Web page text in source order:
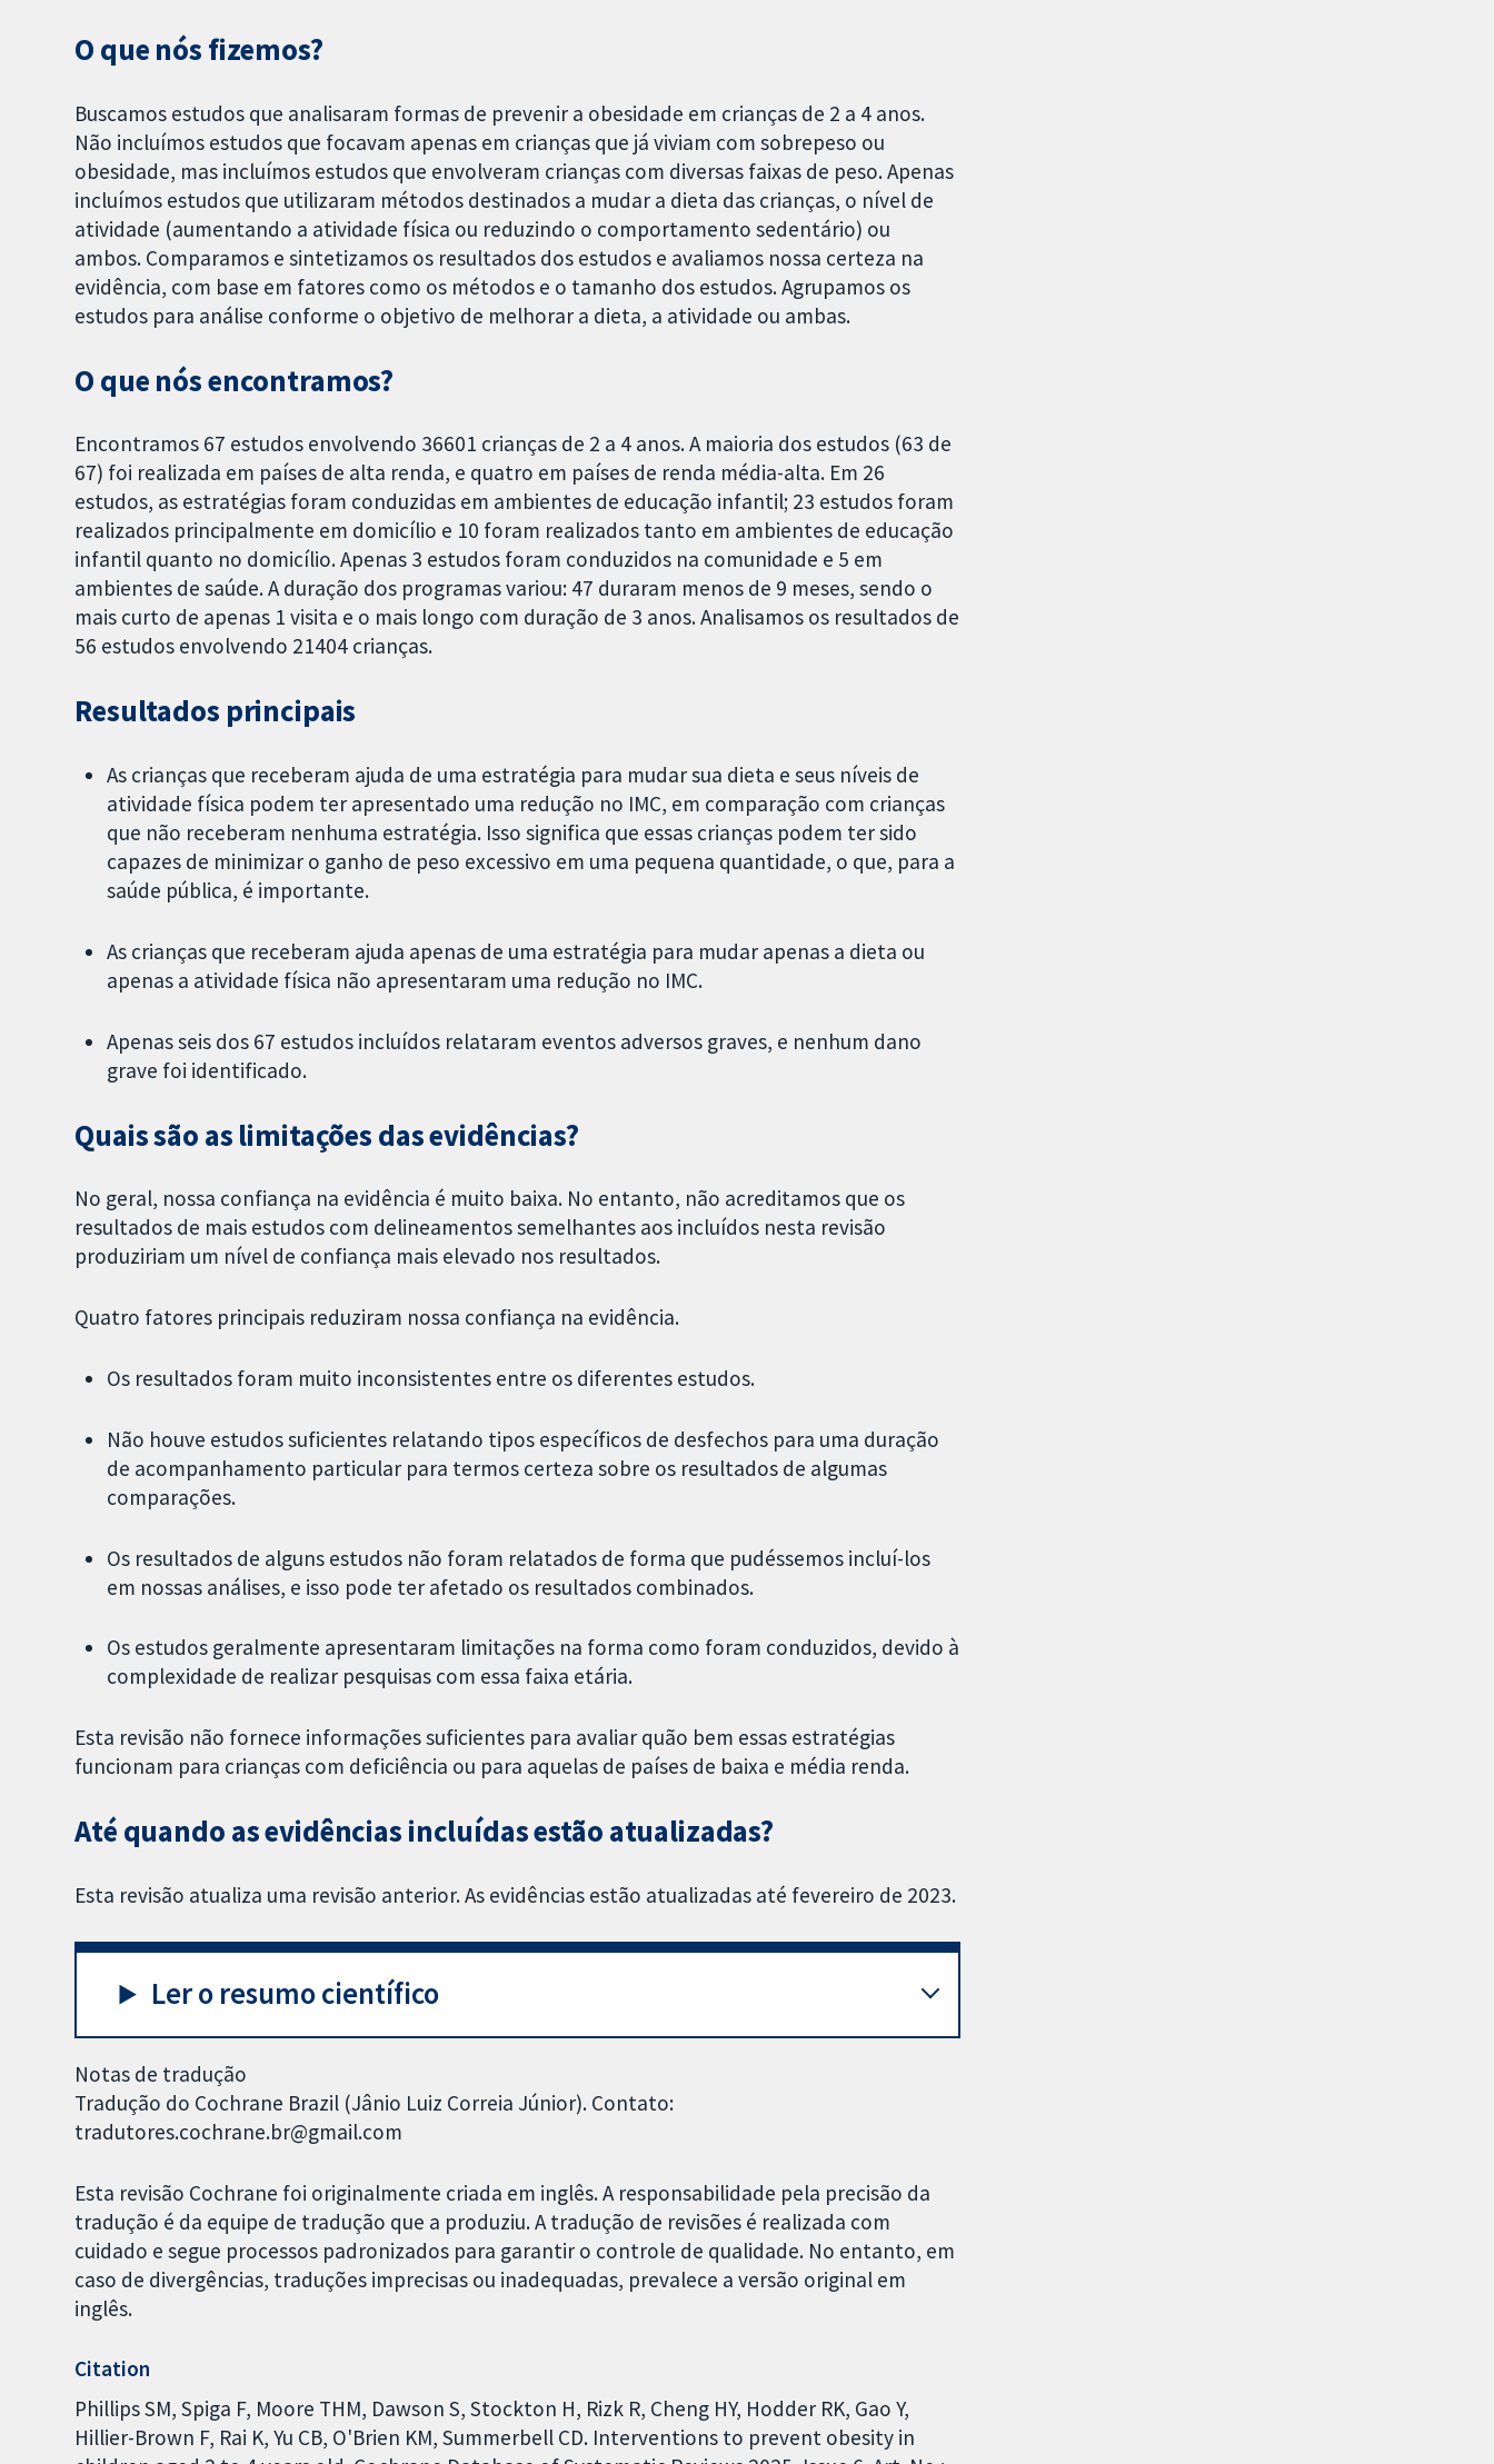
O que nós fizemos?
Buscamos estudos que analisaram formas de prevenir a obesidade em crianças de 2 a 4 anos.
Não incluímos estudos que focavam apenas em crianças que já viviam com sobrepeso ou
obesidade, mas incluímos estudos que envolveram crianças com diversas faixas de peso. Apenas
incluímos estudos que utilizaram métodos destinados a mudar a dieta das crianças, o nível de
atividade (aumentando a atividade física ou reduzindo o comportamento sedentário) ou
ambos. Comparamos e sintetizamos os resultados dos estudos e avaliamos nossa certeza na
evidência, com base em fatores como os métodos e o tamanho dos estudos. Agrupamos os
estudos para análise conforme o objetivo de melhorar a dieta, a atividade ou ambas.
O que nós encontramos?
Encontramos 67 estudos envolvendo 36601 crianças de 2 a 4 anos. A maioria dos estudos (63 de
67) foi realizada em países de alta renda, e quatro em países de renda média-alta. Em 26
estudos, as estratégias foram conduzidas em ambientes de educação infantil; 23 estudos foram
realizados principalmente em domicílio e 10 foram realizados tanto em ambientes de educação
infantil quanto no domicílio. Apenas 3 estudos foram conduzidos na comunidade e 5 em
ambientes de saúde. A duração dos programas variou: 47 duraram menos de 9 meses, sendo o
mais curto de apenas 1 visita e o mais longo com duração de 3 anos. Analisamos os resultados de
56 estudos envolvendo 21404 crianças.
Resultados principais
As crianças que receberam ajuda de uma estratégia para mudar sua dieta e seus níveis de
atividade física podem ter apresentado uma redução no IMC, em comparação com crianças
que não receberam nenhuma estratégia. Isso significa que essas crianças podem ter sido
capazes de minimizar o ganho de peso excessivo em uma pequena quantidade, o que, para a
saúde pública, é importante.
As crianças que receberam ajuda apenas de uma estratégia para mudar apenas a dieta ou
apenas a atividade física não apresentaram uma redução no IMC.
Apenas seis dos 67 estudos incluídos relataram eventos adversos graves, e nenhum dano
grave foi identificado.
Quais são as limitações das evidências?
No geral, nossa confiança na evidência é muito baixa. No entanto, não acreditamos que os
resultados de mais estudos com delineamentos semelhantes aos incluídos nesta revisão
produziriam um nível de confiança mais elevado nos resultados.
Quatro fatores principais reduziram nossa confiança na evidência.
Os resultados foram muito inconsistentes entre os diferentes estudos.
Não houve estudos suficientes relatando tipos específicos de desfechos para uma duração
de acompanhamento particular para termos certeza sobre os resultados de algumas
comparações.
Os resultados de alguns estudos não foram relatados de forma que pudéssemos incluí-los
em nossas análises, e isso pode ter afetado os resultados combinados.
Os estudos geralmente apresentaram limitações na forma como foram conduzidos, devido à
complexidade de realizar pesquisas com essa faixa etária.
Esta revisão não fornece informações suficientes para avaliar quão bem essas estratégias
funcionam para crianças com deficiência ou para aquelas de países de baixa e média renda.
Até quando as evidências incluídas estão atualizadas?
Esta revisão atualiza uma revisão anterior. As evidências estão atualizadas até fevereiro de 2023.
Ler o resumo científico
Notas de tradução
Tradução do Cochrane Brazil (Jânio Luiz Correia Júnior). Contato:
tradutores.cochrane.br@gmail.com
Esta revisão Cochrane foi originalmente criada em inglês. A responsabilidade pela precisão da
tradução é da equipe de tradução que a produziu. A tradução de revisões é realizada com
cuidado e segue processos padronizados para garantir o controle de qualidade. No entanto, em
caso de divergências, traduções imprecisas ou inadequadas, prevalece a versão original em
inglês.
Citation
Phillips SM, Spiga F, Moore THM, Dawson S, Stockton H, Rizk R, Cheng HY, Hodder RK, Gao Y,
Hillier-Brown F, Rai K, Yu CB, O'Brien KM, Summerbell CD. Interventions to prevent obesity in